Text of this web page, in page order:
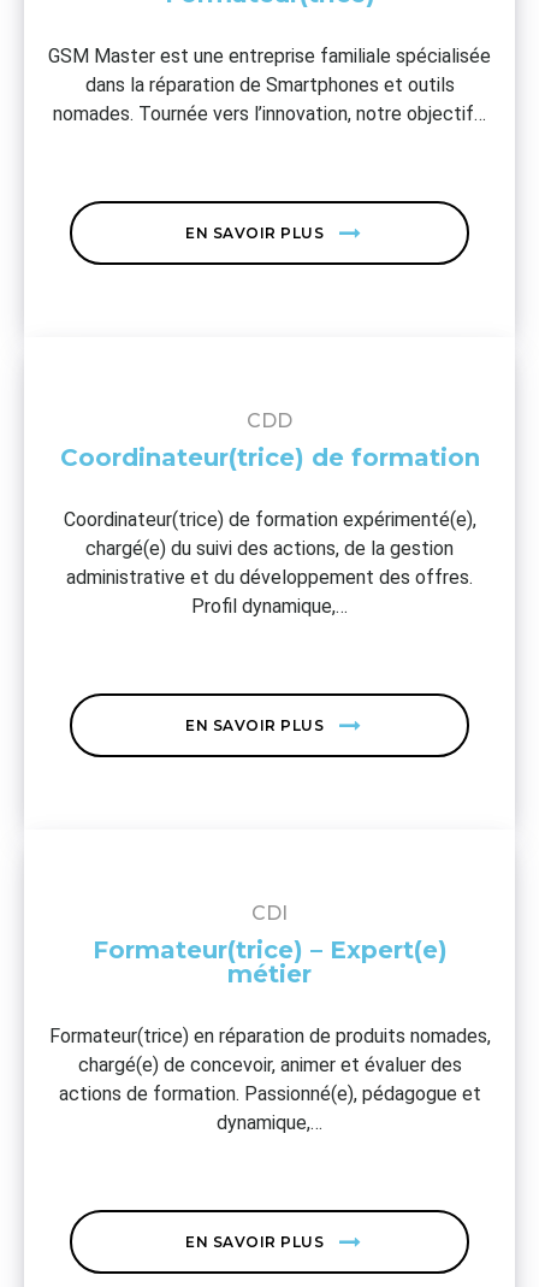
GSM Master est une entreprise familiale spécialisée
dans la réparation de Smartphones et outils
nomades. Tournée vers l’innovation, notre objectif…
EN SAVOIR PLUS
CDD
Coordinateur(trice) de formation
Coordinateur(trice) de formation expérimenté(e),
chargé(e) du suivi des actions, de la gestion
administrative et du développement des offres.
Profil dynamique,…
EN SAVOIR PLUS
CDI
Formateur(trice) – Expert(e)
métier
Formateur(trice) en réparation de produits nomades,
chargé(e) de concevoir, animer et évaluer des
actions de formation. Passionné(e), pédagogue et
dynamique,…
EN SAVOIR PLUS